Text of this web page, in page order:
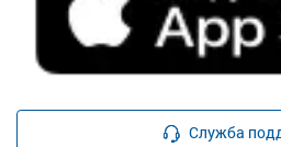
Служба